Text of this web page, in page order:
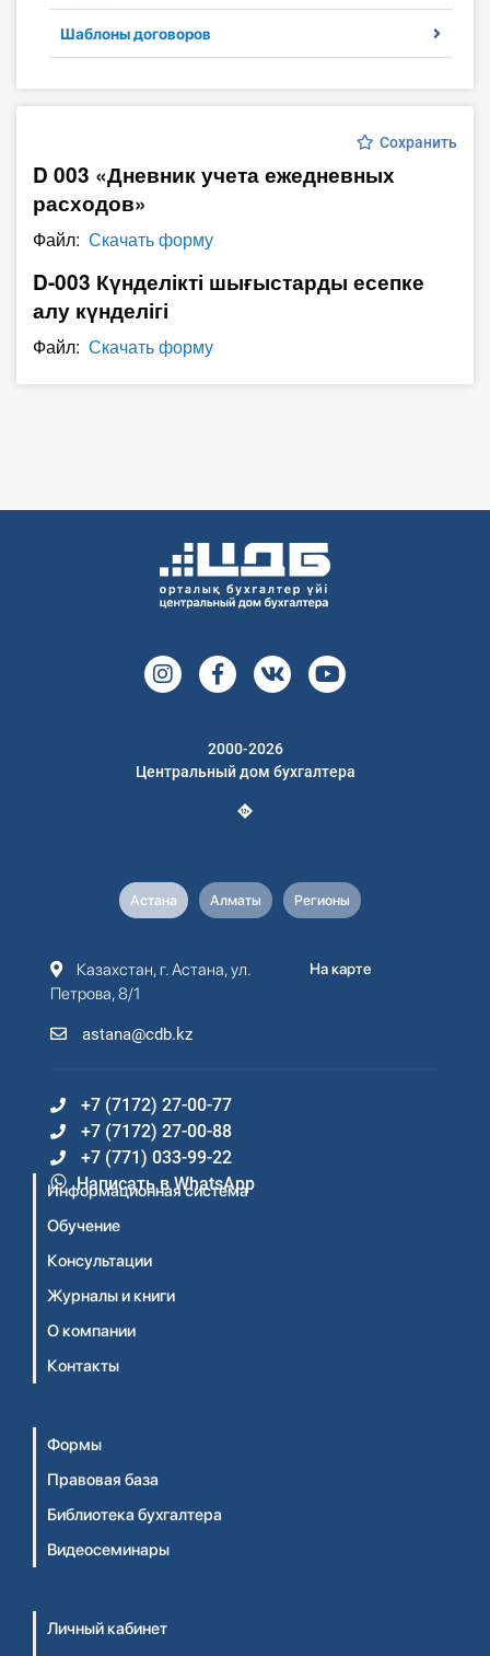
Учет по отраслям
Юридический помощник
О Системе
Обучение
Тарифы
Тестирование для
бухгалтера
Шаблоны договоров
Сохранить
D 003 «Дневник учета ежедневных
расходов»
Файл: Скачать форму
D-003 Күнделікті шығыстарды есепке
алу күнделігі
Файл: Скачать форму
2000-2026
Центральный дом бухгалтера
Астана Алматы Регионы
Казахстан, г. Астана, ул.
Петрова, 8/1
astana@cdb.kz
На карте
+7 (7172) 27-00-77
+7 (7172) 27-00-88
+7 (771) 033-99-22
Написать в WhatsApp
Информационная система
Обучение
Консультации
Журналы и книги
О компании
Контакты
Формы
Правовая база
Библиотека бухгалтера
Видеосеминары
Личный кабинет